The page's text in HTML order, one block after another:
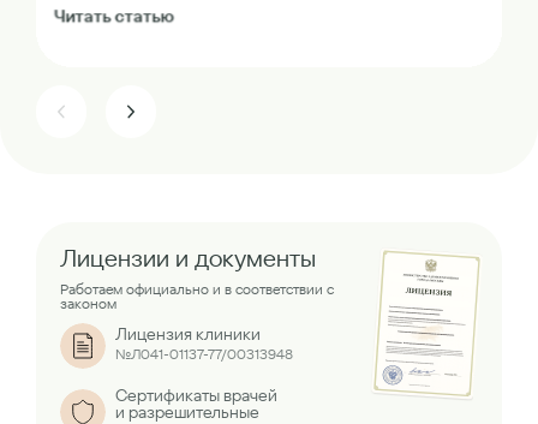
Читать статью
Лицензии и документы
Работаем официально и в соответствии с
законом
Лицензия клиники
№Л041-01137-77/00313948
Сертификаты врачей
и разрешительные